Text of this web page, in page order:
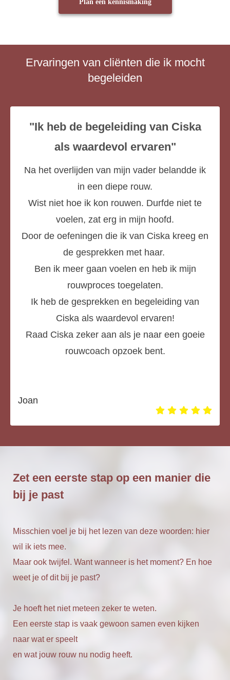
Plan een kennismaking
Ervaringen van cliënten die ik mocht
begeleiden
"Ik heb de begeleiding van Ciska
als waardevol ervaren"
Na het overlijden van mijn vader belandde ik
in een diepe rouw.
Wist niet hoe ik kon rouwen. Durfde niet te
voelen, zat erg in mijn hoofd.
Door de oefeningen die ik van Ciska kreeg en
de gesprekken met haar.
Ben ik meer gaan voelen en heb ik mijn
rouwproces toegelaten.
Ik heb de gesprekken en begeleiding van
Ciska als waardevol ervaren!
Raad Ciska zeker aan als je naar een goeie
rouwcoach opzoek bent.
Joan
Zet een eerste stap op een manier die
bij je past
Misschien voel je bij het lezen van deze woorden: hier
wil ik iets mee.
Maar ook twijfel. Want wanneer is het moment? En hoe
weet je of dit bij je past?
Je hoeft het niet meteen zeker te weten.
Een eerste stap is vaak gewoon samen even kijken
naar wat er speelt
en wat jouw rouw nu nodig heeft.